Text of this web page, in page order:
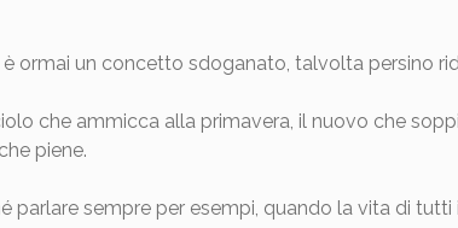
ormai un concetto sdoganato, talvolta persino
che ammicca alla primavera, il nuovo che
piene.
sempre per esempi, quando la vita di